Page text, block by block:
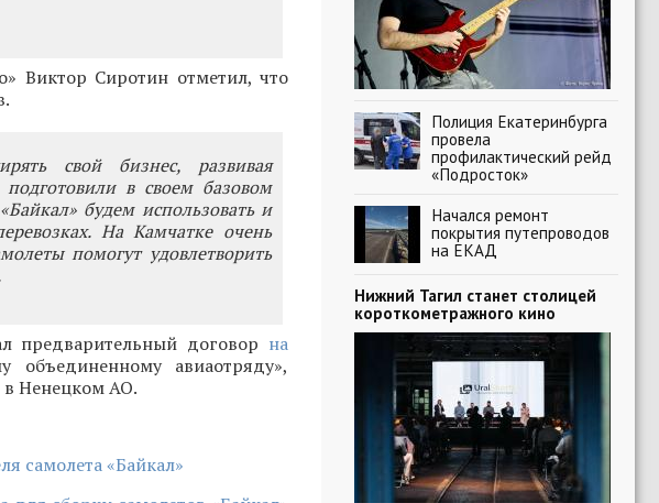
Виктор Сиротин отметил, что
свой бизнес, развивая
в своем базовом
будем использовать и
На Камчатке очень
помогут удовлетворить
предварительный договор на
объединенному авиаотряду»,
в Ненецком АО.
самолета «Байкал»
Полиция Екатеринбурга
провела
профилактический рейд
«Подросток»
Начался ремонт
покрытия путепроводов
на ЕКАД
Нижний Тагил станет столицей
короткометражного кино